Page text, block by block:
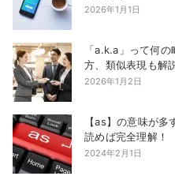
2026年1月1日
「a.k.a」って何
方、類似表現も解
2026年1月2日
【as】の意味が多
読めば完全理解！
2024年2月1日